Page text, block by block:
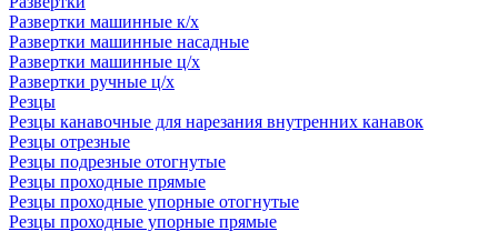
Развертки машинные к/х
Развертки машинные насадные
Развертки машинные ц/х
Развертки ручные ц/х
Резцы
Резцы канавочные для нарезания внутренних канавок
Резцы отрезные
Резцы подрезные отогнутые
Резцы проходные прямые
Резцы проходные упорные отогнутые
Резцы проходные упорные прямые